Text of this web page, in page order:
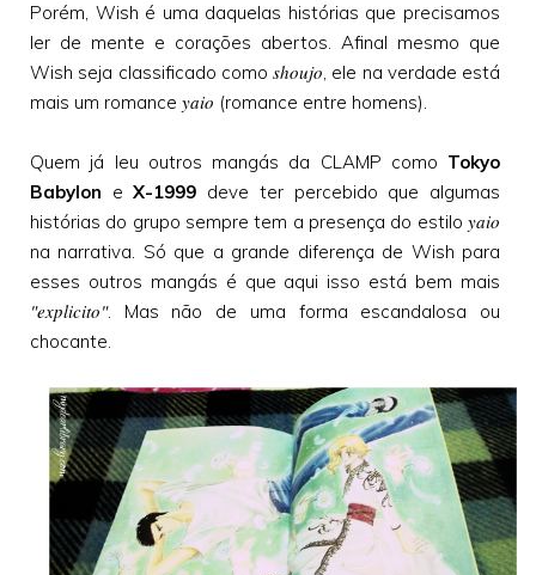
Porém, Wish é uma daquelas histórias que precisamos
ler de mente e corações abertos. Afinal mesmo que
Wish seja classificado como shoujo, ele na verdade está
mais um romance yaio (romance entre homens).
Quem já leu outros mangás da CLAMP como Tokyo
Babylon eX-1999 deve ter percebido que algumas
histórias do grupo sempre tem a presença do estilo yaio
na narrativa. Só que a grande diferença de Wish para
esses outros mangás é que aqui isso está bem mais
"explicito". Mas não de uma forma escandalosa ou
chocante.